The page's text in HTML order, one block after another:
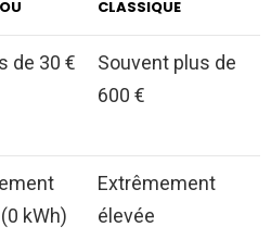
CLASSIQUE
de 30 €
Souvent plus de
600 €
kWh)
Extrêmement
élevée